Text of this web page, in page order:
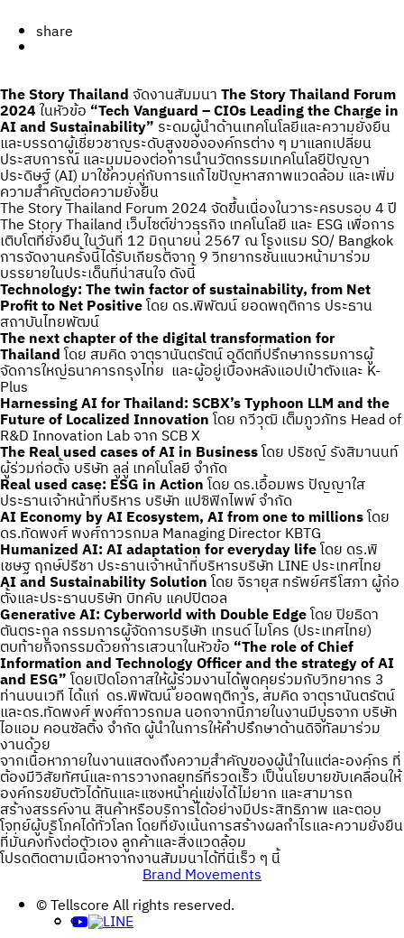
share
The Story ThailandจัดงานสัมมนาThe Story Thailand Forum
2024ในหัวข้อ “Tech Vanguard – CIOs Leading the Charge in
AI and Sustainability” ระดมผู้นำด้านเทคโนโลยีและความยั่งยืน
และบรรดาผู้เชี่ยวชาญระดับสูงขององค์กรต่าง ๆ มาแลกเปลี่ยน
ประสบการณ์ และมุมมองต่อการนำนวัตกรรมเทคโนโลยีปัญญา
ประดิษฐ์ (AI) มาใช้ควบคู่กับการแก้ไขปัญหาสภาพแวดล้อม และเพิ่ม
ความสำคัญต่อความยั่งยืน
The Story Thailand Forum 2024 จัดขึ้นเนื่องในวาระครบรอบ 4 ปี
The Story Thailand เว็บไซต์ข่าวธุรกิจ เทคโนโลยี และ ESG เพื่อการ
เติบโตที่ยั่งยืน ในวันที่ 12 มิถุนายน 2567 ณ โรงแรม SO/ Bangkok
การจัดงานครั้งนี้ได้รับเกียรติจาก 9 วิทยากรชั้นแนวหน้ามาร่วม
บรรยายในประเด็นที่น่าสนใจ ดังนี้
Technology: The twin factor of sustainability, from Net
Profit to Net Positiveโดย ดร.พิพัฒน์ ยอดพฤติการ ประธาน
สถาบันไทยพัฒน์
The next chapter of the digital transformation for
Thailandโดย สมคิด จาตุรานันตรัตน์ อดีตที่ปรึกษากรรมการผู้
จัดการใหญ่ธนาคารกรุงไทย และผู้อยู่เบื้องหลังแอปเป๋าตังและ K-
Plus
Harnessing AI for Thailand: SCBX’s Typhoon LLM and the
Future of Localized Innovationโดย กวีวุฒิ เต็มภูวภัทร Head of
R&D Innovation Lab จาก SCB X
The Real used cases of AI in Businessโดย ปริชญ์ รังสิมานนท์
ผู้ร่วมก่อตั้ง บริษัท ลูลู่ เทคโนโลยี จำกัด
Real used case: ESG in Actionโดย ดร.เอื้อมพร ปัญญาใส
ประธานเจ้าหน้าที่บริหาร บริษัท แปซิฟิกไพพ์ จำกัด
AI Economy by AI Ecosystem, AI from one to millionsโดย
ดร.ทัดพงศ์ พงศ์ถาวรกมล Managing Director KBTG
Humanized AI: AI adaptation for everyday lifeโดย ดร.พิ
เชษฐ ฤกษ์ปรีชา ประธานเจ้าหน้าที่บริหารบริษัท LINE ประเทศไทย
AI and Sustainability Solutionโดย จิรายุส ทรัพย์ศรีโสภา ผู้ก่อ
ตั้งและประธานบริษัท บิทคับ แคปปิตอล
Generative AI: Cyberworld with Double Edgeโดย ปิยธิดา
ตันตระกูล กรรมการผู้จัดการบริษัท เทรนด์ ไมโคร (ประเทศไทย)
ตบท้ายกิจกรรมด้วยการเสวนาในหัวข้อ “The role of Chief
Information and Technology Officer and the strategy of AI
and ESG”โดยเปิดโอกาสให้ผู้ร่วมงานได้พูดคุยร่วมกับวิทยากร 3
ท่านบนเวที ได้แก่ ดร.พิพัฒน์ ยอดพฤติการ, สมคิด จาตุรานันตรัตน์
และดร.ทัดพงศ์ พงศ์ถาวรกมล นอกจากนี้ภายในงานมีบูธจาก บริษัท
ไอแอม คอนซัลติ้ง จำกัด ผู้นำในการให้คำปรึกษาด้านดิจิทัลมาร่วม
งานด้วย
จากเนื้อหาภายในงานแสดงถึงความสำคัญของผู้นำในแต่ละองค์กร ที่
ต้องมีวิสัยทัศน์และการวางกลยุทธ์ที่รวดเร็ว เป็นนโยบายขับเคลื่อนให้
องค์กรขยับตัวได้ทันและแซงหน้าคู่แข่งได้ไม่ยาก และสามารถ
สร้างสรรค์งาน สินค้าหรือบริการได้อย่างมีประสิทธิภาพ และตอบ
โจทย์ผู้บริโภคได้ทั่วโลก โดยที่ยังเน้นการสร้างผลกำไรและความยั่งยืน
ที่มั่นคงทั้งต่อตัวเอง ลูกค้าและสิ่งแวดล้อม
โปรดติดตามเนื้อหาจากงานสัมมนาได้ที่นี่เร็ว ๆ นี้
Brand Movements
Post
navigation
© Tellscore All rights reserved.